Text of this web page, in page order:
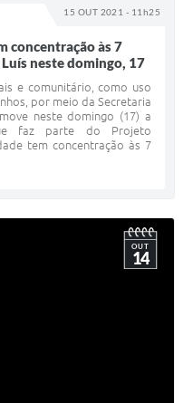
15 OUT 2021 - 11h25
concentração às 7
neste domingo, 17
e comunitário, como uso
por meio da Secretaria
neste domingo (17) a
faz parte do Projeto
tem concentração às 7
OUT
14